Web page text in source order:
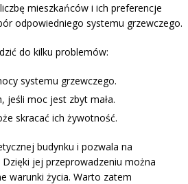
mieszkańców i ich preferencje
odpowiedniego systemu grzewczego.
do kilku problemów:
systemu grzewczego.
jeśli moc jest zbyt mała.
skracać ich żywotność.
budynku i pozwala na
jej przeprowadzeniu można
warunki życia. Warto zatem